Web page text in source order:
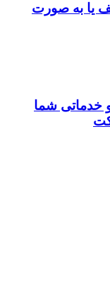
یا به صورت
خدماتی شما